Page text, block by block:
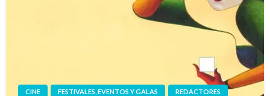
CINE FESTIVALES, EVENTOS Y GALAS REDACTORES